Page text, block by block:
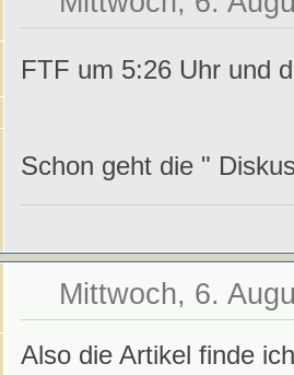
FTF um 5:26 Uhr und
Schon geht die "
Mittwoch, 6.
Also die Artikel finde